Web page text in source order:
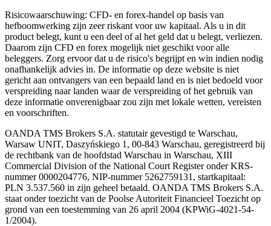
Risicowaarschuwing: CFD- en forex-handel op basis van
hefboomwerking zijn zeer riskant voor uw kapitaal. Als u in dit
product belegt, kunt u een deel of al het geld dat u belegt, verliezen.
Daarom zijn CFD en forex mogelijk niet geschikt voor alle
beleggers. Zorg ervoor dat u de risico's begrijpt en win indien nodig
onafhankelijk advies in. De informatie op deze website is niet
gericht aan ontvangers van een bepaald land en is niet bedoeld voor
verspreiding naar landen waar de verspreiding of het gebruik van
deze informatie onverenigbaar zou zijn met lokale wetten, vereisten
en voorschriften.
OANDA TMS Brokers S.A. statutair gevestigd te Warschau,
Warsaw UNIT, Daszyńskiego 1, 00-843 Warschau, geregistreerd bij
de rechtbank van de hoofdstad Warschau in Warschau, XIII
Commercial Division of the National Court Register onder KRS-
nummer 0000204776, NIP-nummer 5262759131, startkapitaal:
PLN 3.537.560 in zijn geheel betaald. OANDA TMS Brokers S.A.
staat onder toezicht van de Poolse Autoriteit Financieel Toezicht op
grond van een toestemming van 26 april 2004 (KPWiG-4021-54-
1/2004).